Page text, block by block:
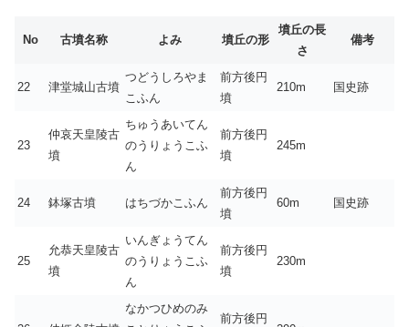
No 古墳名称 よみ 墳丘の形
墳丘の長
さ
備考
22 津堂城山古墳
つどうしろやま
こふん
前方後円
墳
210m 国史跡
23
仲哀天皇陵古
墳
ちゅうあいてん
のうりょうこふ
ん
前方後円
墳
245m
24 鉢塚古墳 はちづかこふん
前方後円
墳
60m 国史跡
25
允恭天皇陵古
墳
いんぎょうてん
のうりょうこふ
ん
前方後円
墳
230m
なかつひめのみ
前方後円